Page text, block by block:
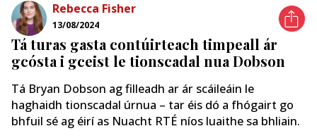
Rebecca Fisher
13/08/2024
Tá turas gasta contúirteach timpeall ár
gcósta i gceist le tionscadal nua Dobson
Tá Bryan Dobson ag filleadh ar ár scáileáin le
haghaidh tionscadal úrnua – tar éis dó a fhógairt go
bhfuil sé ag éirí as Nuacht RTÉ níos luaithe sa bhliain.